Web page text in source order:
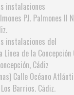
instalaciones
P.I. Palmones II
instalaciones del
de la Concepción
Cádiz
Calle Océano
Los Barrios. Cádiz.